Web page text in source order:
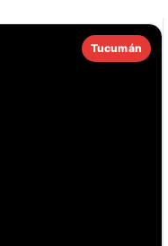
Tucumán